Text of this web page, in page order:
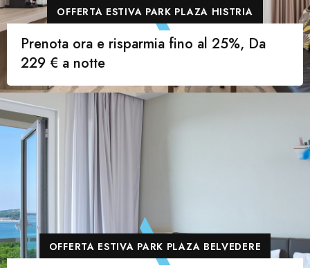
OFFERTA ESTIVA PARK PLAZA HISTRIA
Prenota ora e risparmia fino al 25%, Da
229 € a notte
OFFERTA ESTIVA PARK PLAZA BELVEDERE